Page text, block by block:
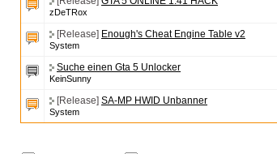
zDeTRox
[Release] Enough's Cheat Engine Table v2
System
Suche einen Gta 5 Unlocker
KeinSunny
[Release] SA-MP HWID Unbanner
System